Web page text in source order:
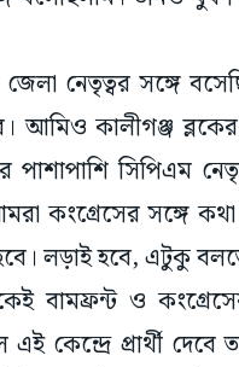
নেতৃত্বর সঙ্গে
কালীগঞ্জ ব্লকের
সিপিএম
কংগ্রেসের সঙ্গে কথা
লড়াই হবে, এটুকু
বামফ্রন্ট ও কংগ্রেসের
কেন্দ্রে প্রার্থী